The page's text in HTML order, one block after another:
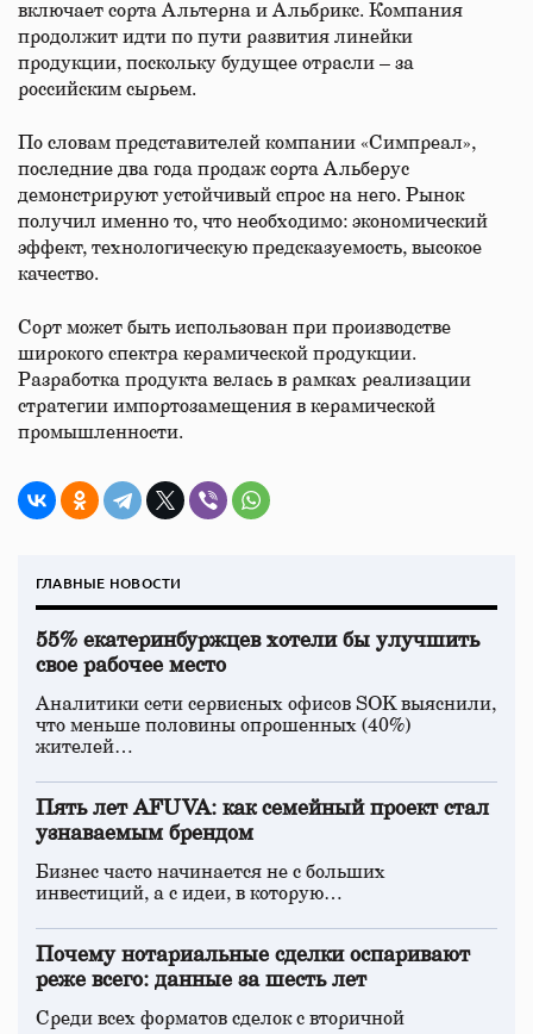
включает сорта Альтерна и Альбрикс. Компания
продолжит идти по пути развития линейки
продукции, поскольку будущее отрасли – за
российским сырьем.
По словам представителей компании «Симпреал»,
последние два года продаж сорта Альберус
демонстрируют устойчивый спрос на него. Рынок
получил именно то, что необходимо: экономический
эффект, технологическую предсказуемость, высокое
качество.
Сорт может быть использован при производстве
широкого спектра керамической продукции.
Разработка продукта велась в рамках реализации
стратегии импортозамещения в керамической
промышленности.
ГЛАВНЫЕ НОВОСТИ
55% екатеринбуржцев хотели бы улучшить
свое рабочее место
Аналитики сети сервисных офисов SOK выяснили,
что меньше половины опрошенных (40%)
жителей…
Пять лет AFUVA: как семейный проект стал
узнаваемым брендом
Бизнес часто начинается не с больших
инвестиций, а с идеи, в которую…
Почему нотариальные сделки оспаривают
реже всего: данные за шесть лет
Среди всех форматов сделок с вторичной